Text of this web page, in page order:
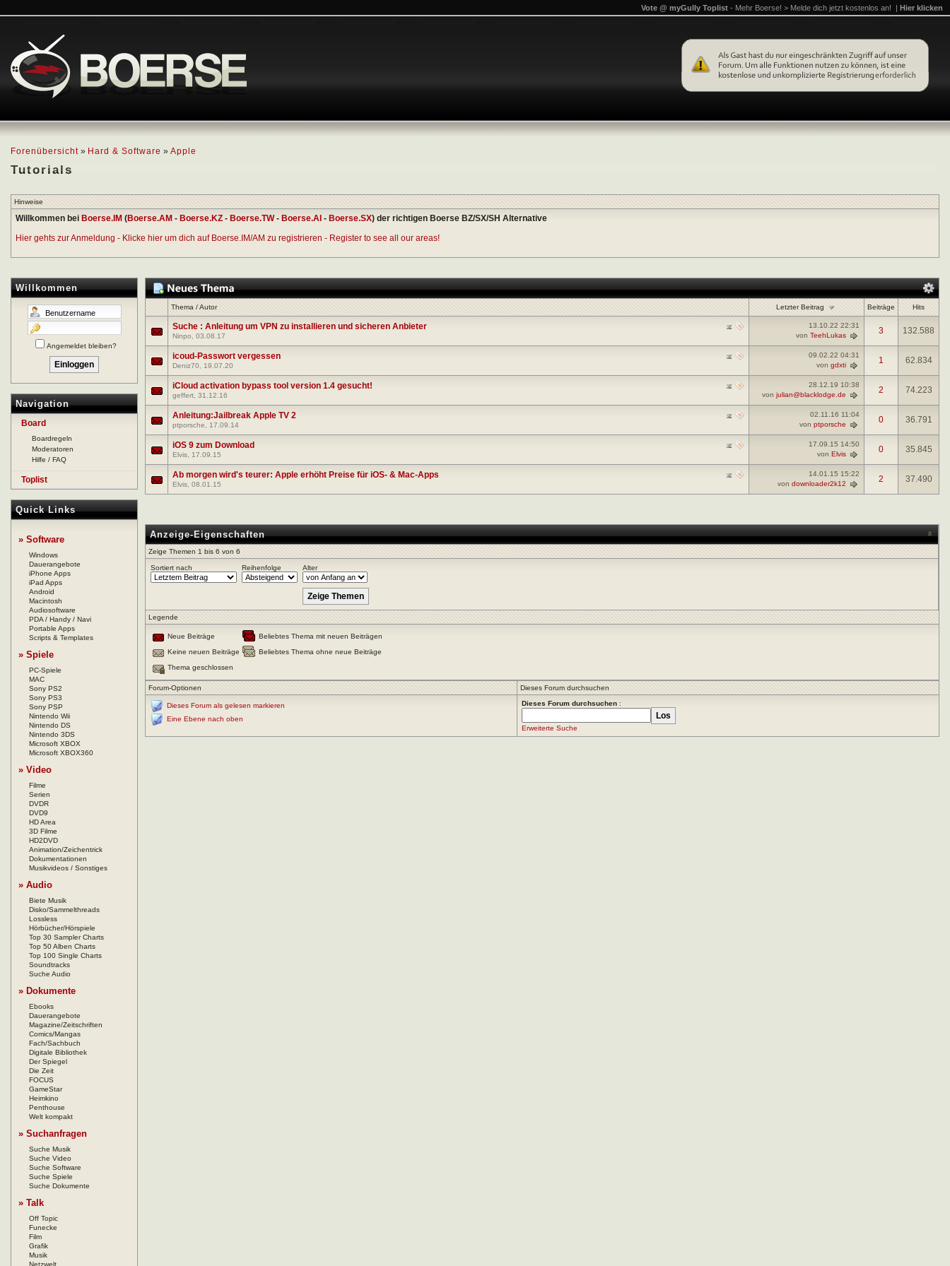
Forenübersicht » Hard & Software » Apple
Tutorials
Vote @ myGully Toplist - Mehr Boerse! > Melde dich jetzt kostenlos an! | Hier klicken
Hinweise
Willkommen bei Boerse.IM (Boerse.AM - Boerse.KZ - Boerse.TW- Boerse.AI - Boerse.SX) der richtigen Boerse BZ/SX/SH Alternative
Hier gehts zur Anmeldung - Klicke hier um dich auf Boerse.IM/AM zu registrieren - Register to see all our areas!
Willkommen
Angemeldet bleiben?
Navigation
Board
Boardregeln
Moderatoren
Hilfe / FAQ
Toplist
Quick Links
» Software
Windows
Dauerangebote
iPhone Apps
iPad Apps
Android
Macintosh
Audiosoftware
PDA / Handy / Navi
Portable Apps
Scripts & Templates
» Spiele
PC-Spiele
MAC
Sony PS2
Sony PS3
Sony PSP
Nintendo Wii
Nintendo DS
Nintendo 3DS
Microsoft XBOX
Microsoft XBOX360
» Video
Filme
Serien
DVDR
DVD9
HD Area
3D Filme
HD2DVD
Animation/Zeichentrick
Dokumentationen
Musikvideos / Sonstiges
» Audio
Biete Musik
Disko/Sammelthreads
Lossless
Hörbücher/Hörspiele
Top 30 Sampler Charts
Top 50 Alben Charts
Top 100 Single Charts
Soundtracks
Suche Audio
» Dokumente
Ebooks
Dauerangebote
Magazine/Zeitschriften
Comics/Mangas
Fach/Sachbuch
Digitale Bibliothek
Der Spiegel
Die Zeit
FOCUS
GameStar
Heimkino
Penthouse
Welt kompakt
» Suchanfragen
Suche Musik
Suche Video
Suche Software
Suche Spiele
Suche Dokumente
» Talk
Off Topic
Funecke
Film
Grafik
Musik
Thema/Autor Letzter Beitrag Beiträge Hits
Suche : Anleitung um VPN zu installieren und sicheren Anbieter
Ninpo, 03.08.17
13.10.22 22:31
von TeehLukas 3 132.588
icoud-Passwort vergessen
Deniz70, 19.07.20
09.02.22 04:31
von gdxti 1 62.834
iCloud activation bypass tool version 1.4 gesucht!
geffert, 31.12.16
28.12.19 10:38
von julian@blacklodge.de 2 74.223
Anleitung:Jailbreak Apple TV 2
ptporsche, 17.09.14
02.11.16 11:04
von ptporsche 0 36.791
iOS 9 zum Download
Elvis, 17.09.15
17.09.15 14:50
von Elvis 0 35.845
Ab morgen wird's teurer: Apple erhöht Preise für iOS- & Mac-Apps
Elvis, 08.01.15
14.01.15 15:22
von downloader2k12 2 37.490
Anzeige-Eigenschaften
Zeige Themen 1 bis 6 von 6
Sortiert nach Reihenfolge Alter
Legende
Neue Beiträge
Beliebtes Thema mit neuen Beiträgen
Keine neuen Beiträge
Beliebtes Thema ohne neue Beiträge
Thema geschlossen
Forum-Optionen Dieses Forum durchsuchen
Dieses Forum als gelesen markieren
Eine Ebene nach oben
Dieses Forum durchsuchen :
Erweiterte Suche